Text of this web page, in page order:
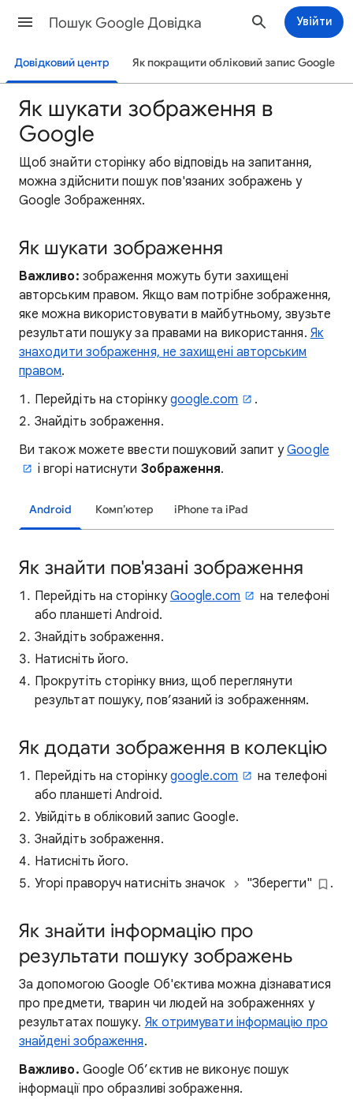
Пошук Google Довідка Увійти
Довідковий центр Як покращити обліковий запис Google
Як шукати зображення в
Google
Щоб знайти сторінку або відповідь на запитання,
можна здійснити пошук пов'язаних зображень у
Google Зображеннях.
Як шукати зображення
Важливо: зображення можуть бути захищені
авторським правом. Якщо вам потрібне зображення,
яке можна використовувати в майбутньому, звузьте
результати пошуку за правами на використання. Як
знаходити зображення, не захищені авторським
правом.
Перейдіть на сторінкуgoogle.com
.
Знайдіть зображення.
Ви також можете ввести пошуковий запит уGoogle
і вгорі натиснути Зображення.
Android Комп’ютер iPhone та iPad
Як знайти пов'язані зображення
Перейдіть на сторінкуGoogle.com
на телефоні
або планшеті Android.
Знайдіть зображення.
Натисніть його.
Прокрутіть сторінку вниз, щоб переглянути
результат пошуку, пов’язаний із зображенням.
Як додати зображення в колекцію
Перейдіть на сторінкуgoogle.com
на телефоні
або планшеті Android.
Увійдіть в обліковий запис Google.
Знайдіть зображення.
Натисніть його.
Угорі праворуч натисніть значок
"Зберегти" .
Як знайти інформацію про
результати пошуку зображень
За допомогою Google Об'єктива можна дізнаватися
про предмети, тварин чи людей на зображеннях у
результатах пошуку. Як отримувати інформацію про
знайдені зображення.
Важливо. Google Об’єктив не виконує пошук
інформації про образливі зображення.